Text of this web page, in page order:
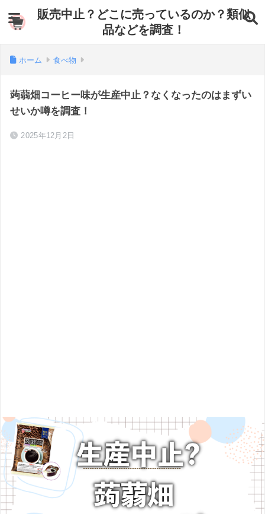
販売中止？どこに売っているのか？類似
品などを調査！
ホーム 食べ物
蒟蒻畑コーヒー味が生産中止？なくなったのはまずい
せいか噂を調査！
2025年12月2日